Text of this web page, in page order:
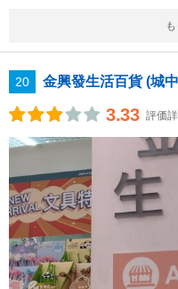
20 金興發生活百貨 (城
3.33 評価